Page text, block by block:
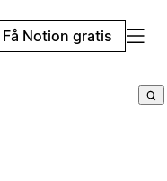
Få Notion gratis